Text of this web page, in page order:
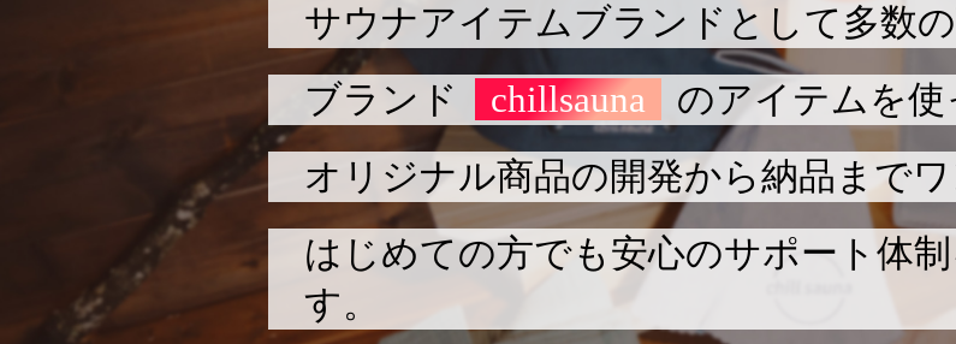
サウナアイテムブランドとして多数
ブランド
chillsauna
のアイテムを使
オリジナル商品の開発から納品までワ
はじめての方でも安心のサポート体
す。